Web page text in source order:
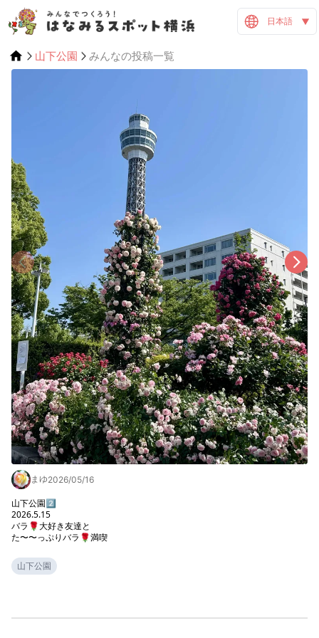
日本語
山下公園 みんなの投稿一覧
まゆ2026/05/16
山下公園2️⃣
2026.5.15
バラ🌹大好き友達と
た〜〜っぷりバラ🌹満喫
山下公園